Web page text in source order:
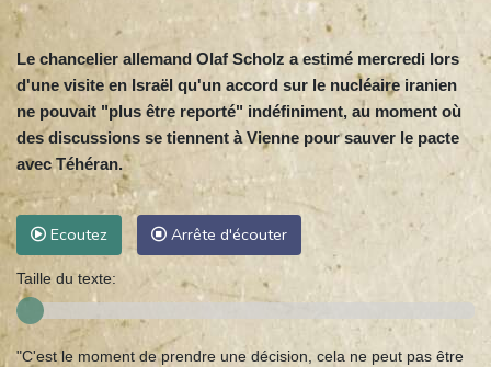
Le chancelier allemand Olaf Scholz a estimé mercredi lors
d'une visite en Israël qu'un accord sur le nucléaire iranien
ne pouvait "plus être reporté" indéfiniment, au moment où
des discussions se tiennent à Vienne pour sauver le pacte
avec Téhéran.
Ecoutez Arrête d'écouter
Taille du texte:
"C'est le moment de prendre une décision, cela ne peut pas être